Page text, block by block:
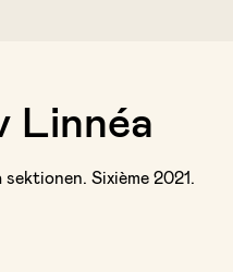
Linnéa
Sixième 2021.